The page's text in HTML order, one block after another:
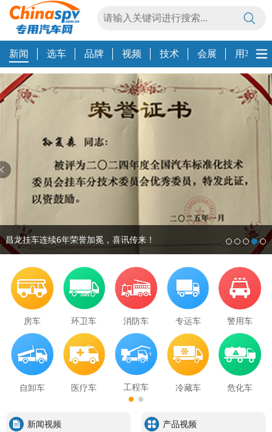
新闻 选车 品牌 视频 技术 会展 用车养
智能桥梁：皮卡SUV也能大展身手
房车 环卫车 消防车 专运车 警用车
自卸车 医疗车 工程车 冷藏车 危化车
新闻视频 产品视频